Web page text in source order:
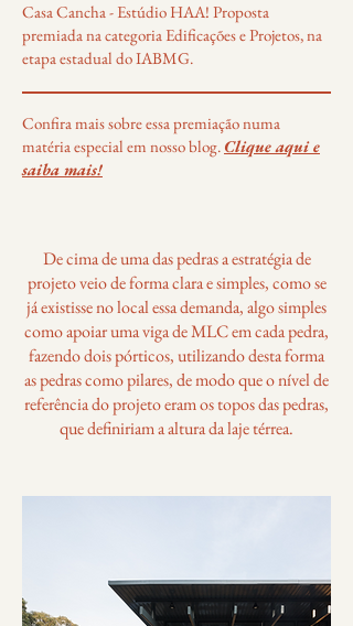
Casa Cancha - Estúdio HAA! Proposta
premiada na categoria Edificações e Projetos, na
etapa estadual do IABMG.
Confira mais sobre essa premiação numa
matéria especial em nosso blog. Clique aqui e
saiba mais!
De cima de uma das pedras a estratégia de
projeto veio de forma clara e simples, como se
já existisse no local essa demanda, algo simples
como apoiar uma viga de MLC em cada pedra,
fazendo dois pórticos, utilizando desta forma
as pedras como pilares, de modo que o nível de
referência do projeto eram os topos das pedras,
que definiriam a altura da laje térrea.